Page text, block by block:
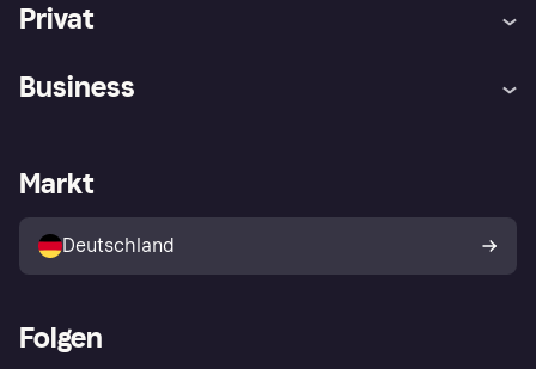
Privat
Klarna App
Shops entdecken
Käuferschutzrichtlinie
Dein Widerrufsrecht
Business
Händlerportal
Markt
Deutschland
Folgen